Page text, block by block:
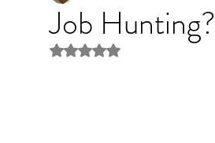
Job Hunting?
Rated NaN out of 5 stars.